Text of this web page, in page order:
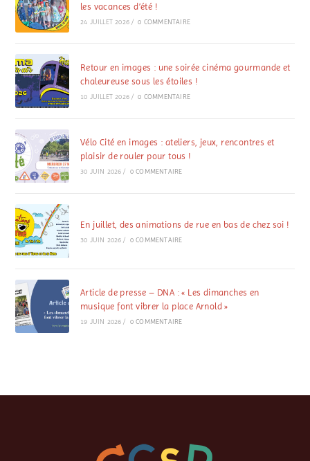
les vacances d’été !
24 JUILLET 2026 / 0 COMMENTAIRE
Retour en images : une soirée cinéma gourmande et
chaleureuse sous les étoiles !
10 JUILLET 2026 / 0 COMMENTAIRE
Vélo Cité en images : ateliers, jeux, rencontres et
plaisir de rouler pour tous !
30 JUIN 2026 / 0 COMMENTAIRE
En juillet, des animations de rue en bas de chez soi !
30 JUIN 2026 / 0 COMMENTAIRE
Article de presse – DNA : « Les dimanches en
musique font vibrer la place Arnold »
19 JUIN 2026 / 0 COMMENTAIRE